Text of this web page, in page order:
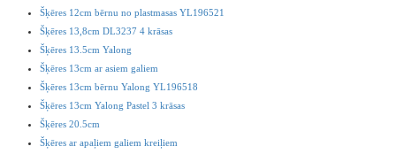
Šķēres 12cm bērnu no plastmasas YL196521
Šķēres 13,8cm DL3237 4 krāsas
Šķēres 13.5cm Yalong
Šķēres 13cm ar asiem galiem
Šķēres 13cm bērnu Yalong YL196518
Šķēres 13cm Yalong Pastel 3 krāsas
Šķēres 20.5cm
Šķēres ar apaļiem galiem kreiļiem